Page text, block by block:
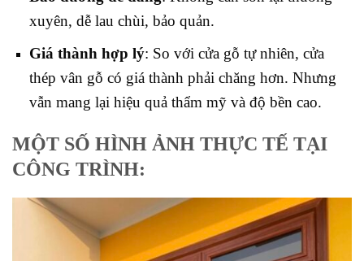
xuyên, dễ lau chùi, bảo quản.
Giá thành hợp lý: So với cửa gỗ tự nhiên, cửa
thép vân gỗ có giá thành phải chăng hơn. Nhưng
vẫn mang lại hiệu quả thẩm mỹ và độ bền cao.
MỘT SỐ HÌNH ẢNH THỰC TẾ TẠI
CÔNG TRÌNH: